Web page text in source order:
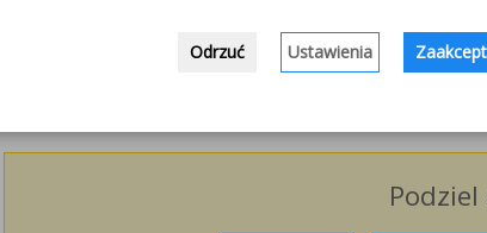
Czy artykuł
Odrzuć Ustawienia